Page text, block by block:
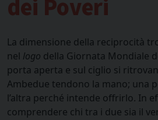
dei Poveri
La dimensione della reciprocità
nel logo della Giornata Mondiale
porta aperta e sul ciglio si
Ambedue tendono la mano; una
l’altra perché intende offrirlo. In
comprendere chi tra i due sia il